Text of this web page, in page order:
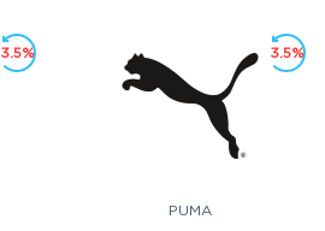
3.5%
PUMA
3.5%